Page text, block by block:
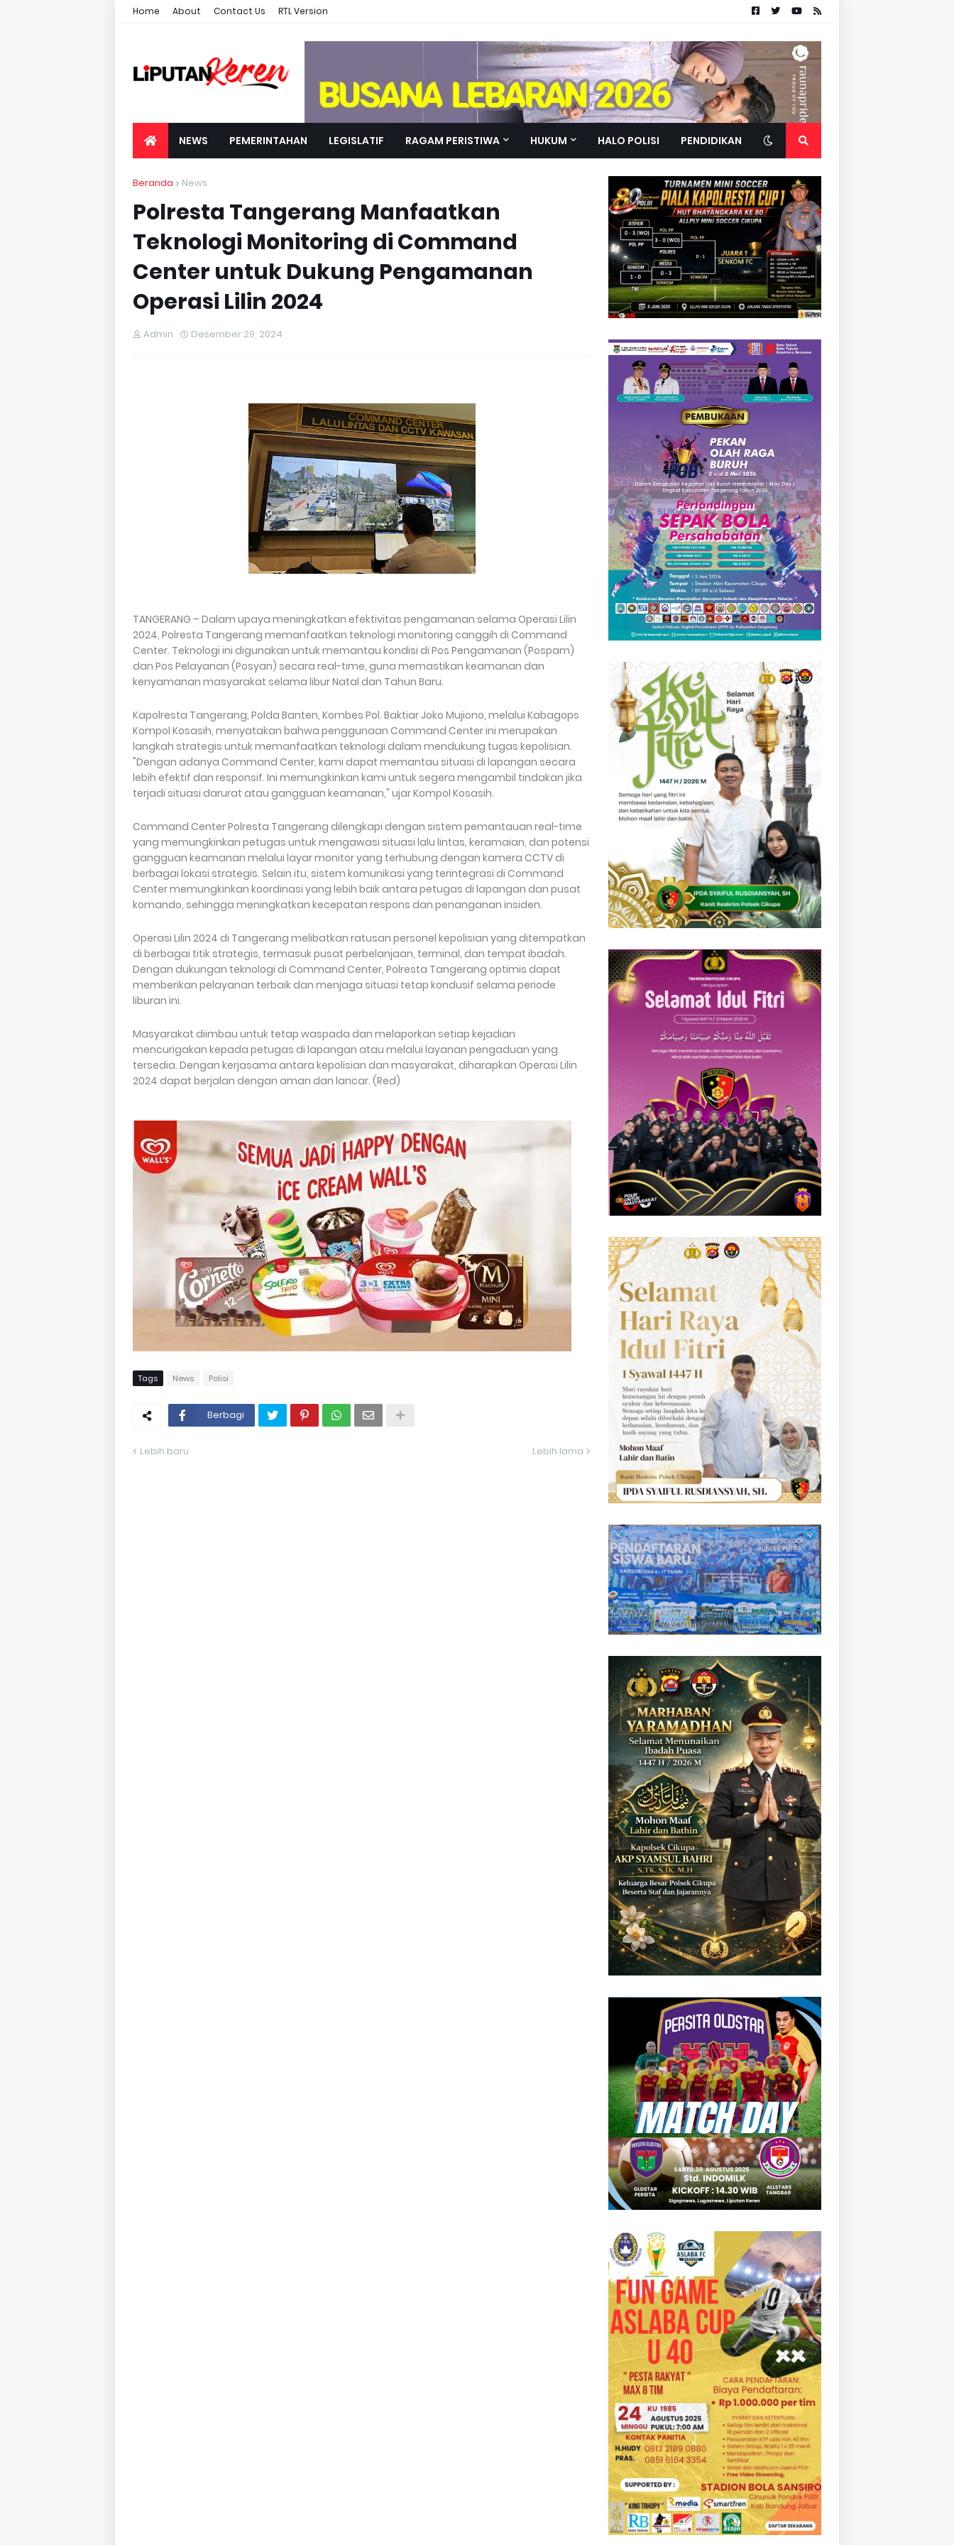
Home About Contact Us RTL Version
NEWS PEMERINTAHAN LEGISLATIF RAGAM PERISTIWA HUKUM HALO POLISI PENDIDIKAN
Beranda News
Polresta Tangerang Manfaatkan
Teknologi Monitoring di Command
Center untuk Dukung Pengamanan
Operasi Lilin 2024
Admin Desember 29, 2024
TANGERANG – Dalam upaya meningkatkan efektivitas pengamanan selama Operasi Lilin
2024, Polresta Tangerang memanfaatkan teknologi monitoring canggih di Command
Center. Teknologi ini digunakan untuk memantau kondisi di Pos Pengamanan (Pospam)
dan Pos Pelayanan (Posyan) secara real-time, guna memastikan keamanan dan
kenyamanan masyarakat selama libur Natal dan Tahun Baru.
Kapolresta Tangerang, Polda Banten, Kombes Pol. Baktiar Joko Mujiono, melalui Kabagops
Kompol Kosasih, menyatakan bahwa penggunaan Command Center ini merupakan
langkah strategis untuk memanfaatkan teknologi dalam mendukung tugas kepolisian.
"Dengan adanya Command Center, kami dapat memantau situasi di lapangan secara
lebih efektif dan responsif. Ini memungkinkan kami untuk segera mengambil tindakan jika
terjadi situasi darurat atau gangguan keamanan," ujar Kompol Kosasih.
Command Center Polresta Tangerang dilengkapi dengan sistem pemantauan real-time
yang memungkinkan petugas untuk mengawasi situasi lalu lintas, keramaian, dan potensi
gangguan keamanan melalui layar monitor yang terhubung dengan kamera CCTV di
berbagai lokasi strategis. Selain itu, sistem komunikasi yang terintegrasi di Command
Center memungkinkan koordinasi yang lebih baik antara petugas di lapangan dan pusat
komando, sehingga meningkatkan kecepatan respons dan penanganan insiden.
Operasi Lilin 2024 di Tangerang melibatkan ratusan personel kepolisian yang ditempatkan
di berbagai titik strategis, termasuk pusat perbelanjaan, terminal, dan tempat ibadah.
Dengan dukungan teknologi di Command Center, Polresta Tangerang optimis dapat
memberikan pelayanan terbaik dan menjaga situasi tetap kondusif selama periode
liburan ini.
Masyarakat diimbau untuk tetap waspada dan melaporkan setiap kejadian
mencurigakan kepada petugas di lapangan atau melalui layanan pengaduan yang
tersedia. Dengan kerjasama antara kepolisian dan masyarakat, diharapkan Operasi Lilin
2024 dapat berjalan dengan aman dan lancar. (Red)
Tags News Polisi
Berbagi
Lebih baru Lebih lama